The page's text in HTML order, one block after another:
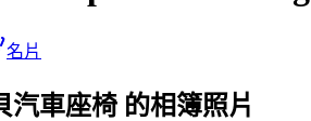
名片
汽車座椅 的相簿照片